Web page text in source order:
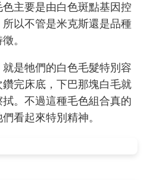
主要是由白色斑點基因控
以不管是米克斯還是品種
。
是牠們的白色毛髮特別容
完床底，下巴那塊白毛就
。不過這種毛色組合真的
看起來特別精神。